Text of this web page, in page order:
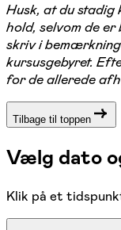
Husk, at du
hold, selvom de
skriv i
kursusgebyret.
for de allerede
Tilbage til toppen
Vælg dato
Klik på et